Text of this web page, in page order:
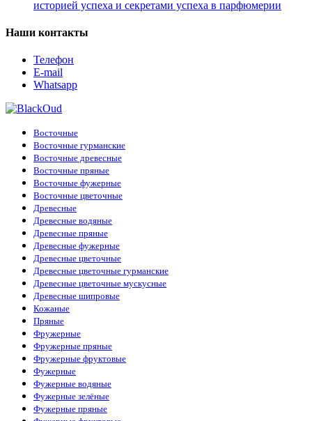
историей успеха и секретами успеха в парфюмерии
Наши контакты
Телефон
E-mail
Whatsapp
Восточные
Восточные гурманские
Восточные древесные
Восточные пряные
Восточные фужерные
Восточные цветочные
Древесные
Древесные водяные
Древесные пряные
Древесные фужерные
Древесные цветочные
Древесные цветочные гурманские
Древесные цветочные мускусные
Древесные шипровые
Кожаные
Пряные
Фружерные
Фружерные пряные
Фружерные фруктовые
Фужерные
Фужерные водяные
Фужерные зелёные
Фужерные пряные